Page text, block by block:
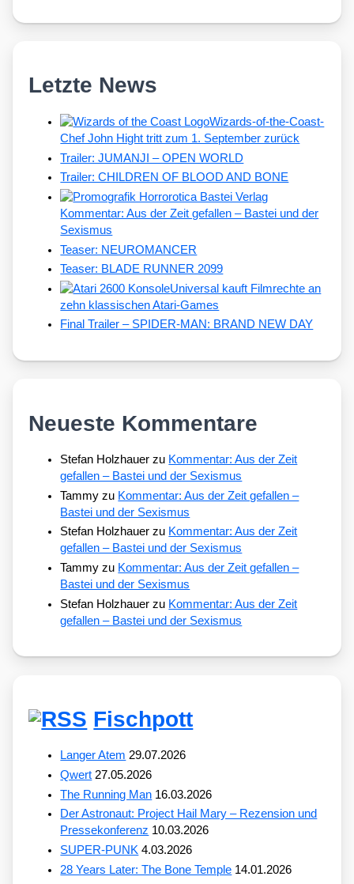
Letzte News
Wizards-of-the-Coast-
Chef John Hight tritt zum 1. September zurück
Trailer: JUMANJI – OPEN WORLD
Trailer: CHILDREN OF BLOOD AND BONE
Kommentar: Aus der Zeit gefallen – Bastei und der
Sexismus
Teaser: NEUROMANCER
Teaser: BLADE RUNNER 2099
Universal kauft Filmrechte an
zehn klassischen Atari-Games
Final Trailer – SPIDER-MAN: BRAND NEW DAY
Neueste Kommentare
Stefan Holzhauer zu Kommentar: Aus der Zeit
gefallen – Bastei und der Sexismus
Tammy zu Kommentar: Aus der Zeit gefallen –
Bastei und der Sexismus
Stefan Holzhauer zu Kommentar: Aus der Zeit
gefallen – Bastei und der Sexismus
Tammy zu Kommentar: Aus der Zeit gefallen –
Bastei und der Sexismus
Stefan Holzhauer zu Kommentar: Aus der Zeit
gefallen – Bastei und der Sexismus
Fischpott
Langer Atem 29.07.2026
Qwert 27.05.2026
The Running Man 16.03.2026
Der Astronaut: Project Hail Mary – Rezension und
Pressekonferenz 10.03.2026
SUPER-PUNK 4.03.2026
28 Years Later: The Bone Temple 14.01.2026